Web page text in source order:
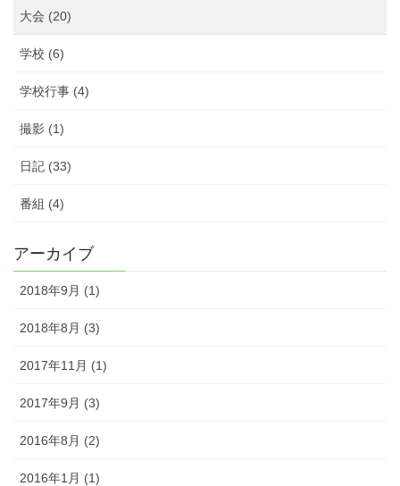
大会 (20)
学校 (6)
学校行事 (4)
撮影 (1)
日記 (33)
番組 (4)
アーカイブ
2018年9月 (1)
2018年8月 (3)
2017年11月 (1)
2017年9月 (3)
2016年8月 (2)
2016年1月 (1)